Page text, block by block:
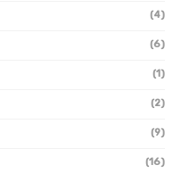
(4)
(6)
(1)
(2)
(9)
(16)